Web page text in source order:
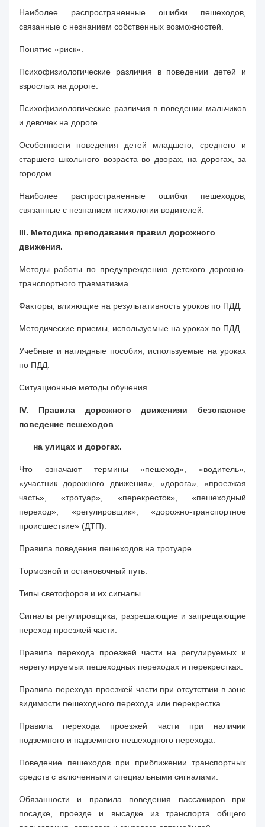
Наиболее распространенные ошибки пешеходов,
связанные с незнанием собственных возможностей.
Понятие «риск».
Психофизиологические различия в поведении детей и
взрослых на дороге.
Психофизиологические различия в поведении мальчиков
и девочек на дороге.
Особенности поведения детей младшего, среднего и
старшего школьного возраста во дворах, на дорогах, за
городом.
Наиболее распространенные ошибки пешеходов,
связанные с незнанием психологии водителей.
III. Методика преподавания правил дорожного
движения.
Методы работы по предупреждению детского дорожно-
транспортного травматизма.
Факторы, влияющие на результативность уроков по ПДД.
Методические приемы, используемые на уроках по ПДД.
Учебные и наглядные пособия, используемые на уроках
по ПДД.
Ситуационные методы обучения.
IV. Правила дорожного движенияи безопасное
поведение пешеходов
на улицах и дорогах.
Что означают термины «пешеход», «водитель»,
«участник дорожного движения», «дорога», «проезжая
часть», «тротуар», «перекресток», «пешеходный
переход», «регулировщик», «дорожно-транспортное
происшествие» (ДТП).
Правила поведения пешеходов на тротуаре.
Тормозной и остановочный путь.
Типы светофоров и их сигналы.
Сигналы регулировщика, разрешающие и запрещающие
переход проезжей части.
Правила перехода проезжей части на регулируемых и
нерегулируемых пешеходных переходах и перекрестках.
Правила перехода проезжей части при отсутствии в зоне
видимости пешеходного перехода или перекрестка.
Правила перехода проезжей части при наличии
подземного и надземного пешеходного перехода.
Поведение пешеходов при приближении транспортных
средств с включенными специальными сигналами.
Обязанности и правила поведения пассажиров при
посадке, проезде и высадке из транспорта общего